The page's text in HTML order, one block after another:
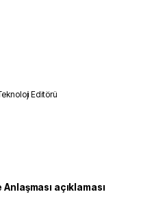
Editörü
açıklaması